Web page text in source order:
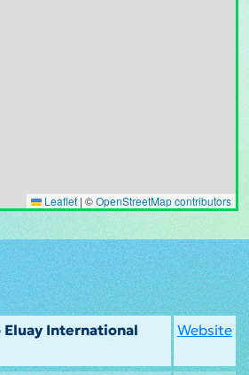
Leaflet | ©OpenStreetMap contributors
Eluay International
Website